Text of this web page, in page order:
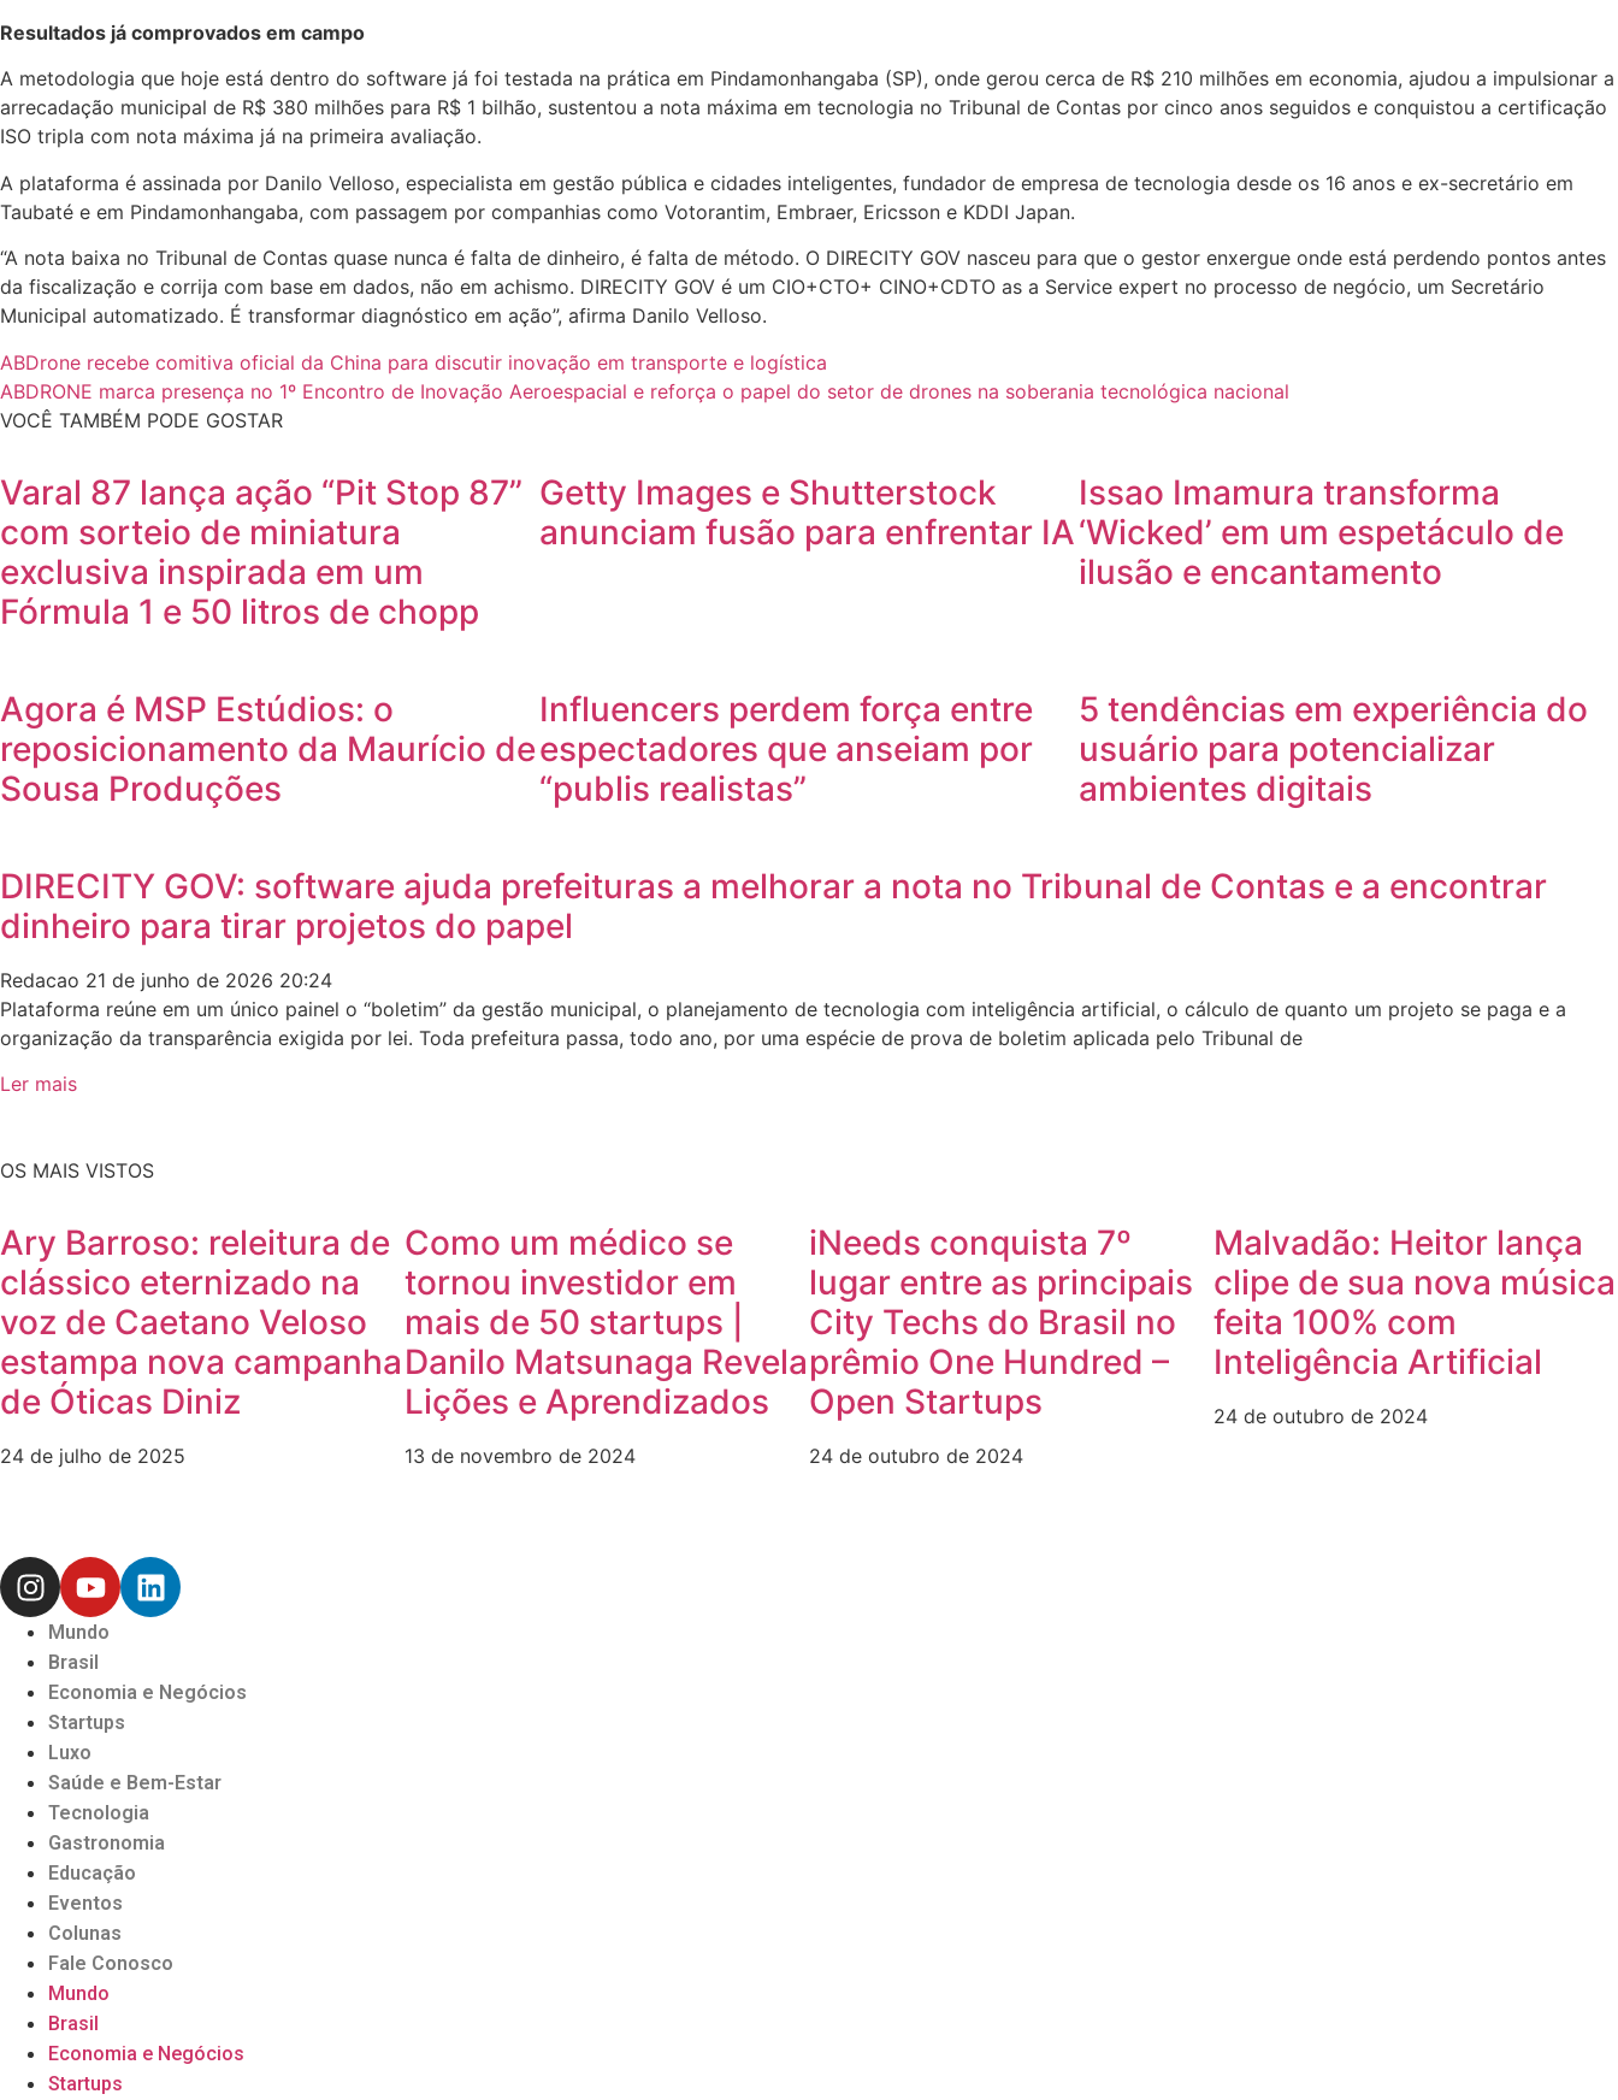
Resultados já comprovados em campo
A metodologia que hoje está dentro do software já foi testada na prática em Pindamonhangaba (SP), onde gerou cerca de R$ 210 milhões em economia, ajudou a impulsionar a
arrecadação municipal de R$ 380 milhões para R$ 1 bilhão, sustentou a nota máxima em tecnologia no Tribunal de Contas por cinco anos seguidos e conquistou a certificação
ISO tripla com nota máxima já na primeira avaliação.
A plataforma é assinada por Danilo Velloso, especialista em gestão pública e cidades inteligentes, fundador de empresa de tecnologia desde os 16 anos e ex-secretário em
Taubaté e em Pindamonhangaba, com passagem por companhias como Votorantim, Embraer, Ericsson e KDDI Japan.
“A nota baixa no Tribunal de Contas quase nunca é falta de dinheiro, é falta de método. O DIRECITY GOV nasceu para que o gestor enxergue onde está perdendo pontos antes
da fiscalização e corrija com base em dados, não em achismo. DIRECITY GOV é um CIO+CTO+ CINO+CDTO as a Service expert no processo de negócio, um Secretário
Municipal automatizado. É transformar diagnóstico em ação”, afirma Danilo Velloso.
ABDrone recebe comitiva oficial da China para discutir inovação em transporte e logística
ABDRONE marca presença no 1º Encontro de Inovação Aeroespacial e reforça o papel do setor de drones na soberania tecnológica nacional
VOCÊ TAMBÉM PODE GOSTAR
Varal 87 lança ação “Pit Stop 87”
com sorteio de miniatura
exclusiva inspirada em um
Fórmula 1 e 50 litros de chopp
Getty Images e Shutterstock
anunciam fusão para enfrentar IA
Issao Imamura transforma
‘Wicked’ em um espetáculo de
ilusão e encantamento
Agora é MSP Estúdios: o
reposicionamento da Maurício de
Sousa Produções
Influencers perdem força entre
espectadores que anseiam por
“publis realistas”
5 tendências em experiência do
usuário para potencializar
ambientes digitais
DIRECITY GOV: software ajuda prefeituras a melhorar a nota no Tribunal de Contas e a encontrar
dinheiro para tirar projetos do papel
Redacao 21 de junho de 2026 20:24
Plataforma reúne em um único painel o “boletim” da gestão municipal, o planejamento de tecnologia com inteligência artificial, o cálculo de quanto um projeto se paga e a
organização da transparência exigida por lei. Toda prefeitura passa, todo ano, por uma espécie de prova de boletim aplicada pelo Tribunal de
Ler mais
OS MAIS VISTOS
Ary Barroso: releitura de
clássico eternizado na
voz de Caetano Veloso
estampa nova campanha
de Óticas Diniz
24 de julho de 2025
Como um médico se
tornou investidor em
mais de 50 startups |
Danilo Matsunaga Revela
Lições e Aprendizados
13 de novembro de 2024
iNeeds conquista 7º
lugar entre as principais
City Techs do Brasil no
prêmio One Hundred –
Open Startups
24 de outubro de 2024
Malvadão: Heitor lança
clipe de sua nova música
feita 100% com
Inteligência Artificial
24 de outubro de 2024
Mundo
Brasil
Economia e Negócios
Startups
Luxo
Saúde e Bem-Estar
Tecnologia
Gastronomia
Educação
Eventos
Colunas
Fale Conosco
Mundo
Brasil
Economia e Negócios
Startups